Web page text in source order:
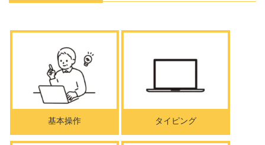
基本操作 タイピング